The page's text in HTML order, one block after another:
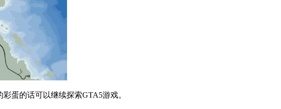
蛋的话可以继续探索GTA5游戏。